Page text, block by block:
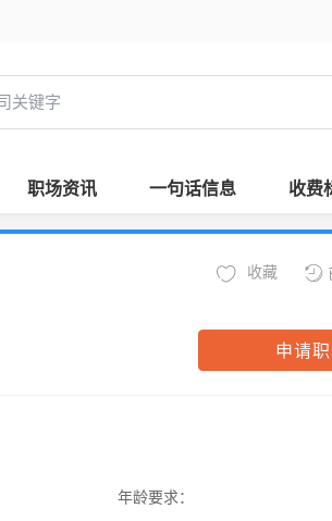
职场资讯 一句话信息 收费
收藏
申请
年龄要求：